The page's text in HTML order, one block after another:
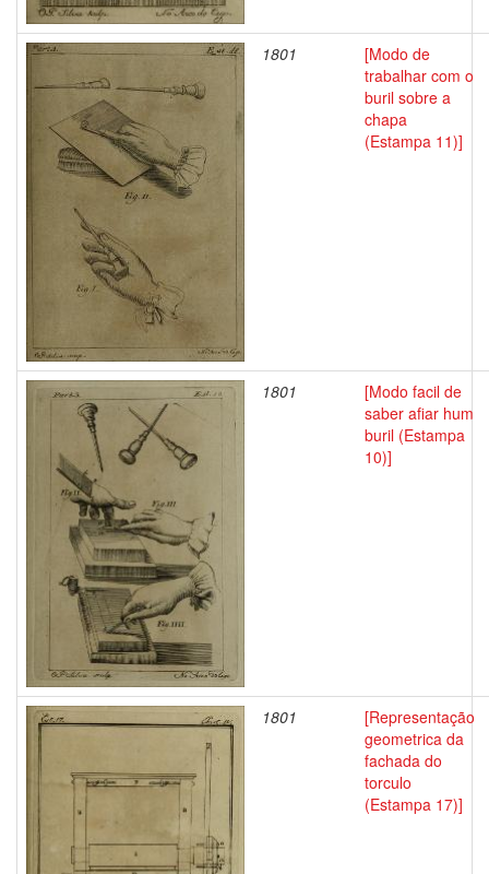
1801
[Modo de
trabalhar com o
buril sobre a
chapa
(Estampa 11)]
1801
[Modo facil de
saber afiar hum
buril (Estampa
10)]
1801
[Representação
geometrica da
fachada do
torculo
(Estampa 17)]